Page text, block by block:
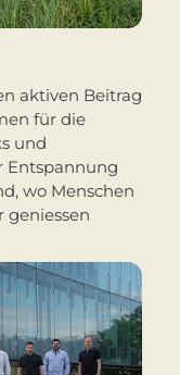
aktiven Beitrag
für die
und
Entspannung
wo Menschen
geniessen